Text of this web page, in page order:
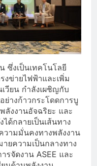
ซึ่งเป็นเทคโนโลยี
ข่ายไฟฟ้าและเพิ่ม
วียน กำลังเผชิญกับ
ย่างก้าวกระโดดการบู
ลังงานอัจฉริยะ และ
ด้กลายเป็นเส้นทาง
วามมั่นคงทางพลังงาน
ยความเป็นกลางทาง
รจัดงาน ASEE และ